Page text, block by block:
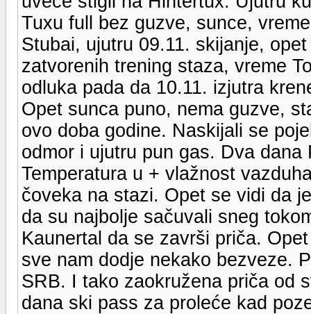
Tuxu full bez guzve, sunce,
Stubai, ujutru 09.11. skijanje,
zatvorenih trening staza, vreme
odluka pada da 10.11. izjutra
Opet sunca puno, nema guzve,
ovo doba godine. Naskijali se
odmor i ujutru pun gas. Dva
Temperatura u + vlažnost
čoveka na stazi. Opet se vidi da
da su najbolje sačuvali sneg
Kaunertal da se završi priča.
sve nam dodje nekako bezveze.
SRB. I tako zaokružena priča od
dana ski pass za proleće kad